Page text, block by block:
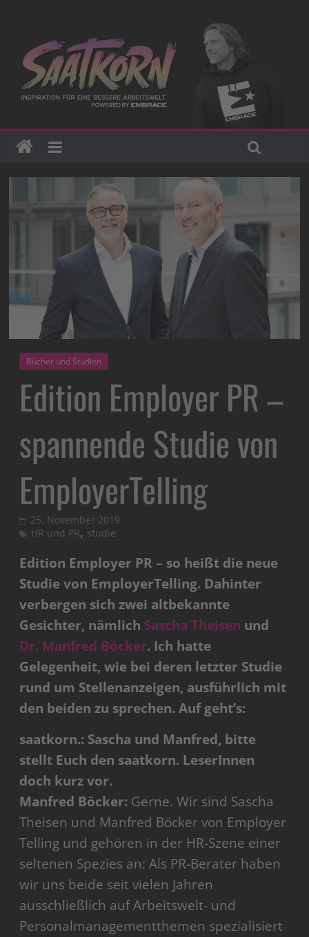
Bücher und Studien
Edition Employer PR –
spannende Studie von
EmployerTelling
25. November 2019
HR und PR, studie
Edition Employer PR – so heißt die neue
Studie von EmployerTelling. Dahinter
verbergen sich zwei altbekannte
Gesichter, nämlich Sascha Theisen und
Dr. Manfred Böcker. Ich hatte
Gelegenheit, wie bei deren letzter Studie
rund um Stellenanzeigen, ausführlich mit
den beiden zu sprechen. Auf geht’s:
saatkorn.: Sascha und Manfred, bitte
stellt Euch den saatkorn. LeserInnen
doch kurz vor.
Manfred Böcker: Gerne. Wir sind Sascha
Theisen und Manfred Böcker von Employer
Telling und gehören in der HR-Szene einer
seltenen Spezies an: Als PR-Berater haben
wir uns beide seit vielen Jahren
ausschließlich auf Arbeitswelt- und
Personalmanagementthemen spezialisiert